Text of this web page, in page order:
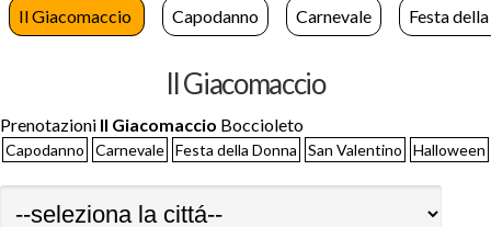
Il Giacomaccio Capodanno Carnevale Festa
Il Giacomaccio
Prenotazioni Il Giacomaccio Boccioleto
Capodanno Carnevale Festa della Donna San Valentino Halloween